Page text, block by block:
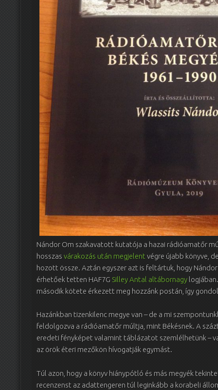
Nándor Om szakavatott kutatója a hazai rádióamatőr
hosszas várakozás után megjelent végre újabb könyve,
hozott össze. Aztán egyszer azt is feltártuk, hogy
érhetőek tetten HAF7G Silley Antal altábornagy
második kötete érkezett meg hozzánk postán, így
Hazánkban tizenkilenc megye van – de a mi
feldolgozva a rádióamatőr múltja, mint Békésnek. A
eredeti fényképet valamint táblázatot szemlélhetünk –
az örök éteri mezőkön hívogatják egymást.
Túl azon, hogy a könyv hiánypótló és más megyék
recenzenst az adattengeren túl leginkább a korabeli